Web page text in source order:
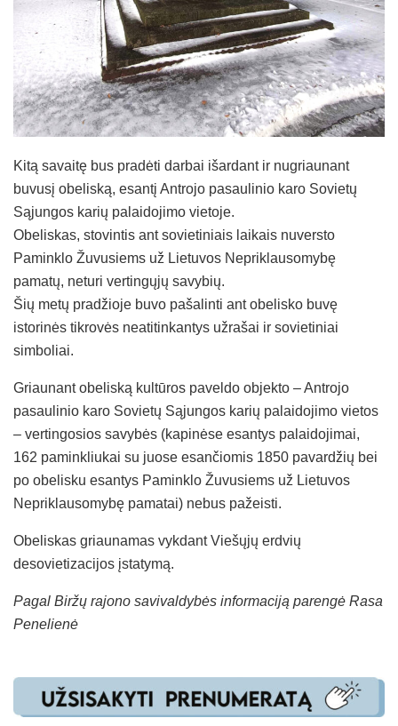
Kitą savaitę bus pradėti darbai išardant ir nugriaunant
buvusį obeliską, esantį Antrojo pasaulinio karo Sovietų
Sąjungos karių palaidojimo vietoje.
Obeliskas, stovintis ant sovietiniais laikais nuversto
Paminklo Žuvusiems už Lietuvos Nepriklausomybę
pamatų, neturi vertingųjų savybių.
Šių metų pradžioje buvo pašalinti ant obelisko buvę
istorinės tikrovės neatitinkantys užrašai ir sovietiniai
simboliai.
Griaunant obeliską kultūros paveldo objekto – Antrojo
pasaulinio karo Sovietų Sąjungos karių palaidojimo vietos
– vertingosios savybės (kapinėse esantys palaidojimai,
162 paminkliukai su juose esančiomis 1850 pavardžių bei
po obelisku esantys Paminklo Žuvusiems už Lietuvos
Nepriklausomybę pamatai) nebus pažeisti.
Obeliskas griaunamas vykdant Viešųjų erdvių
desovietizacijos įstatymą.
Pagal Biržų rajono savivaldybės informaciją parengė Rasa
Penelienė